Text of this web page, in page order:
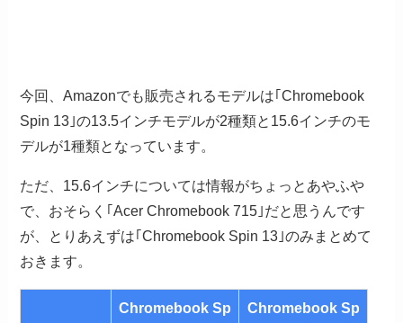
今回、Amazonでも販売されるモデルは｢Chromebook
Spin 13｣の13.5インチモデルが2種類と15.6インチのモ
デルが1種類となっています。
ただ、15.6インチについては情報がちょっとあやふや
で、おそらく｢Acer Chromebook 715｣だと思うんです
が、とりあえずは｢Chromebook Spin 13｣のみまとめて
おきます。
Chromebook Sp
Chromebook Sp